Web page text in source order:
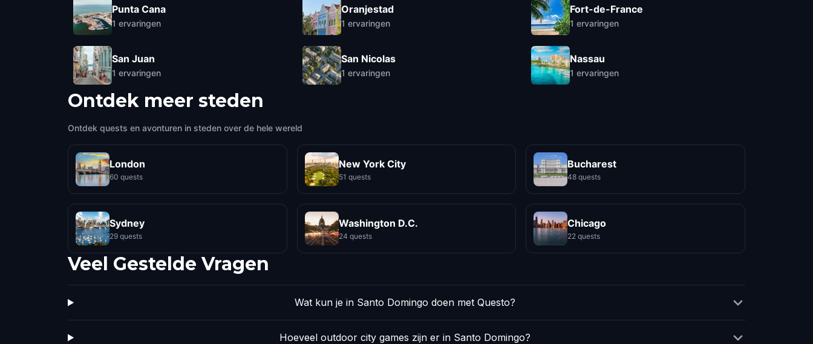
Punta Cana
1 ervaringen
San Juan
1 ervaringen
Oranjestad
1 ervaringen
San Nicolas
1 ervaringen
Fort-de-France
1 ervaringen
Nassau
1 ervaringen
Ontdek meer steden
Ontdek quests en avonturen in steden over de hele wereld
London
60 quests
New York City
51 quests
Bucharest
48 quests
Sydney
29 quests
Washington D.C.
24 quests
Chicago
22 quests
Veel Gestelde Vragen
Wat kun je in Santo Domingo doen met Questo?
Hoeveel outdoor city games zijn er in Santo Domingo?